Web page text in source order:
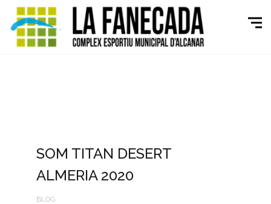
SOM TITAN DESERT
ALMERIA 2020
BLOG